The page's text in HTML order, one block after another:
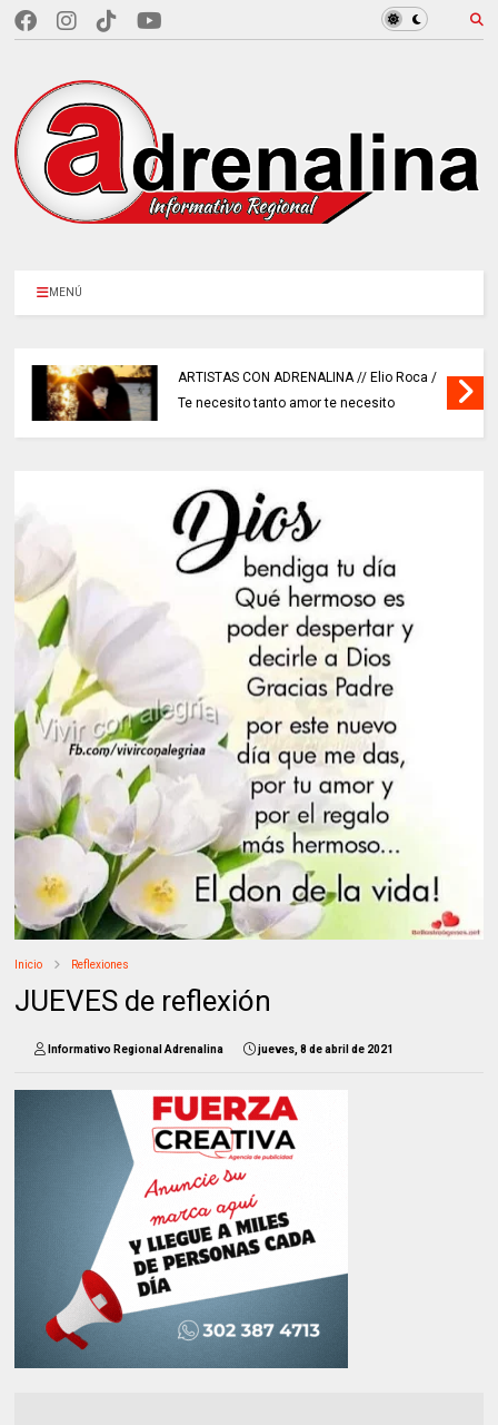
MENÚ
ARTISTAS CON ADRENALINA // Elio Roca /
Te necesito tanto amor te necesito
Inicio Reflexiones
JUEVES de reflexión
Informativo Regional Adrenalina jueves, 8 de abril de 2021